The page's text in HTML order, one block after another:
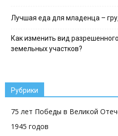
Лучшая еда для младенца –
Как изменить вид
земельных участков?
Рубрики
75 лет Победы в Великой
1945 годов